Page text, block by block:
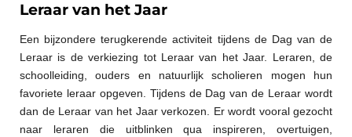
Leraar van het Jaar
Een bijzondere terugkerende activiteit tijdens de Dag van de
Leraar is de verkiezing tot Leraar van het Jaar. Leraren, de
schoolleiding, ouders en natuurlijk scholieren mogen hun
favoriete leraar opgeven. Tijdens de Dag van de Leraar wordt
dan de Leraar van het Jaar verkozen. Er wordt vooral gezocht
naar leraren die uitblinken qua inspireren, overtuigen,